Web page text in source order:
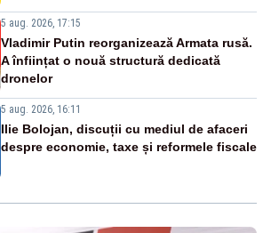
5 aug. 2026, 17:15
Vladimir Putin reorganizează Armata rusă.
A înființat o nouă structură dedicată
dronelor
5 aug. 2026, 16:11
Ilie Bolojan, discuții cu mediul de afaceri
despre economie, taxe și reformele fiscale